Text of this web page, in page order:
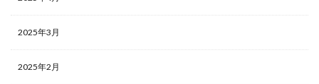
2025年3月
2025年2月